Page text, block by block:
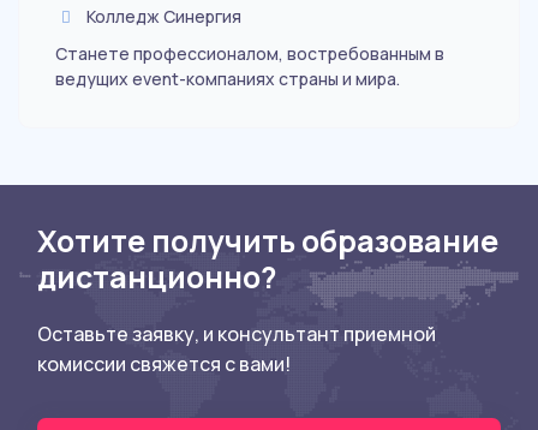
Колледж Синергия
Станете профессионалом, востребованным в
ведущих event-компаниях страны и мира.
Хотите получить образование
дистанционно?
Оставьте заявку, и консультант приемной
комиссии свяжется с вами!